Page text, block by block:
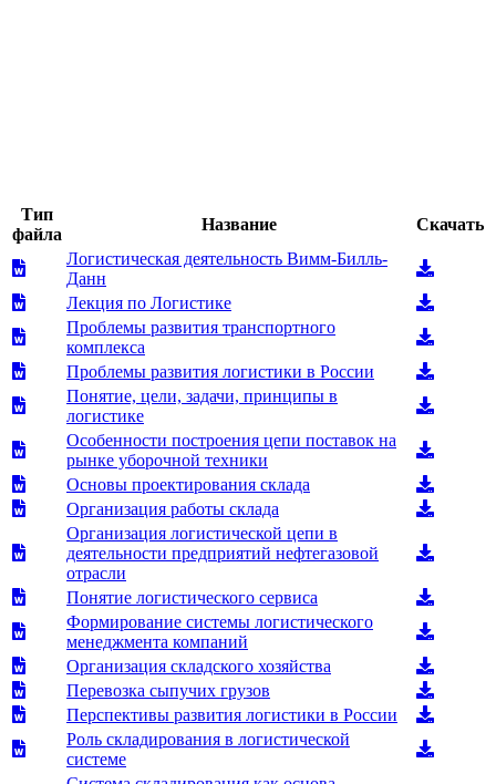
Тип
файла
Название
Скачать
Логистическая деятельность Вимм-Билль-
Данн
Лекция по Логистике
Проблемы развития транспортного
комплекса
Проблемы развития логистики в России
Понятие, цели, задачи, принципы в
логистике
Особенности построения цепи поставок на
рынке уборочной техники
Основы проектирования склада
Организация работы склада
Организация логистической цепи в
деятельности предприятий нефтегазовой
отрасли
Понятие логистического сервиса
Формирование системы логистического
менеджмента компаний
Организация складского хозяйства
Перевозка сыпучих грузов
Перспективы развития логистики в России
Роль складирования в логистической
системе